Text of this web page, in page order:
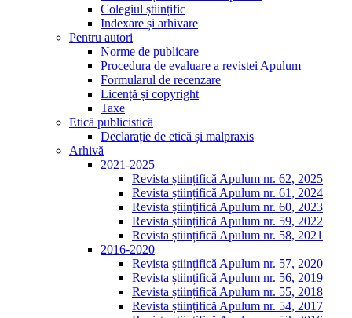
Colegiul științific
Indexare și arhivare
Pentru autori
Norme de publicare
Procedura de evaluare a revistei Apulum
Formularul de recenzare
Licență și copyright
Taxe
Etică publicistică
Declarație de etică și malpraxis
Arhivă
2021-2025
Revista științifică Apulum nr. 62, 2025
Revista științifică Apulum nr. 61, 2024
Revista științifică Apulum nr. 60, 2023
Revista științifică Apulum nr. 59, 2022
Revista științifică Apulum nr. 58, 2021
2016-2020
Revista științifică Apulum nr. 57, 2020
Revista științifică Apulum nr. 56, 2019
Revista științifică Apulum nr. 55, 2018
Revista științifică Apulum nr. 54, 2017